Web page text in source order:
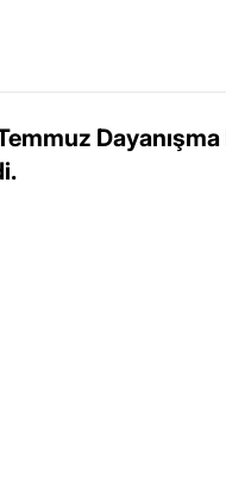
Dayanışma